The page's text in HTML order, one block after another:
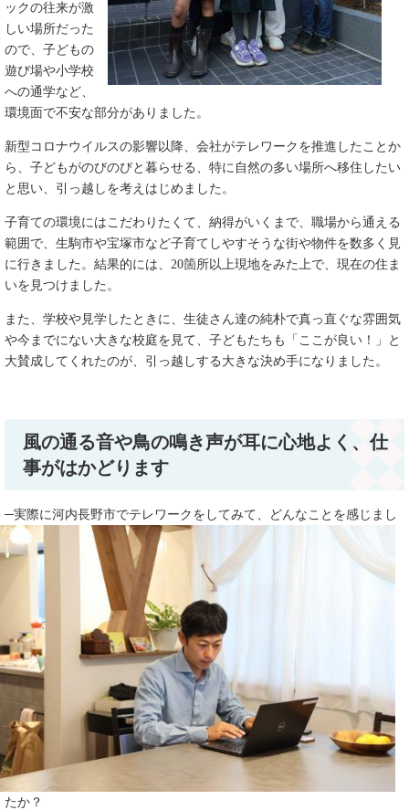
ックの往来が激
しい場所だった
ので、子どもの
遊び場や小学校
への通学など、
環境面で不安な部分がありました。
新型コロナウイルスの影響以降、会社がテレワークを推進したことか
ら、子どもがのびのびと暮らせる、特に自然の多い場所へ移住したい
と思い、引っ越しを考えはじめました。
子育ての環境にはこだわりたくて、納得がいくまで、職場から通える
範囲で、生駒市や宝塚市など子育てしやすそうな街や物件を数多く見
に行きました。結果的には、20箇所以上現地をみた上で、現在の住ま
いを見つけました。
また、学校や見学したときに、生徒さん達の純朴で真っ直ぐな雰囲気
や今までにない大きな校庭を見て、子どもたちも「ここが良い！」と
大賛成してくれたのが、引っ越しする大きな決め手になりました。
風の通る音や鳥の鳴き声が耳に心地よく、仕
事がはかどります
─実際に河内長野市でテレワークをしてみて、 どんなことを感じまし
たか？